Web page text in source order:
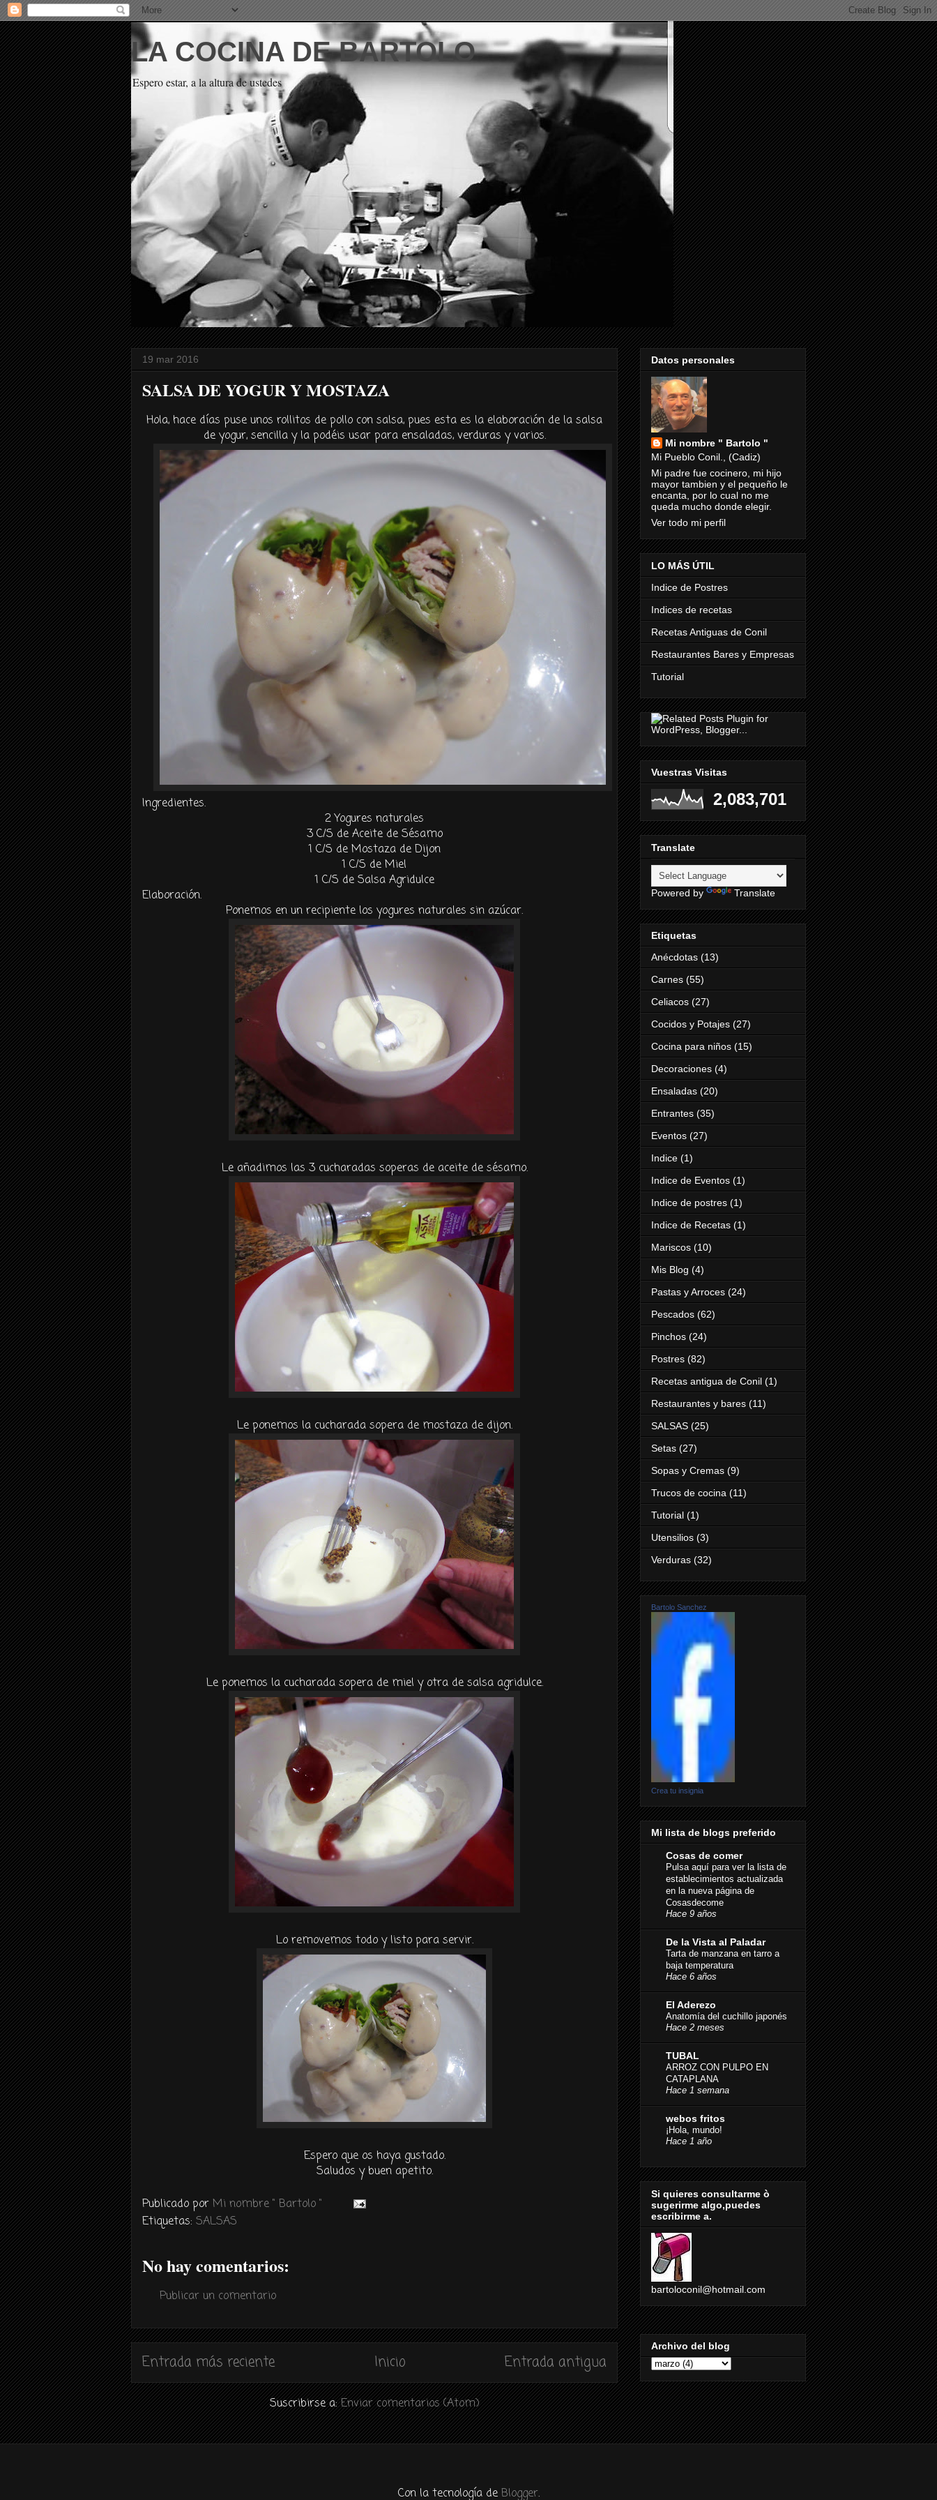
LA COCINA DE BARTOLO
Espero estar, a la altura de ustedes
19 mar 2016
SALSA DE YOGUR Y MOSTAZA
Hola, hace días puse unos rollitos de pollo con salsa, pues esta es la elaboración de la salsa
de yogur, sencilla y la podéis usar para ensaladas, verduras y varios.
Ingredientes.
2 Yogures naturales
3 C/S de Aceite de Sésamo
1 C/S de Mostaza de Dijon
1 C/S de Miel
1 C/S de Salsa Agridulce
Elaboración.
Ponemos en un recipiente los yogures naturales sin azúcar.
Le añadimos las 3 cucharadas soperas de aceite de sésamo.
Le ponemos la cucharada sopera de mostaza de dijon.
Le ponemos la cucharada sopera de miel y otra de salsa agridulce.
Lo removemos todo y listo para servir.
Espero que os haya gustado.
Saludos y buen apetito.
Publicado por Mi nombre " Bartolo "
Etiquetas: SALSAS
No hay comentarios:
Publicar un comentario
Entrada más reciente Entrada antigua
Inicio
Suscribirse a:Enviar comentarios (Atom)
Datos personales
Mi nombre " Bartolo "
Mi Pueblo Conil., (Cadiz)
Mi padre fue cocinero, mi hijo
mayor tambien y el pequeño le
encanta, por lo cual no me
queda mucho donde elegir.
Ver todo mi perfil
LO MÁS ÚTIL
Indice de Postres
Indices de recetas
Recetas Antiguas de Conil
Restaurantes Bares y Empresas
Tutorial
Vuestras Visitas
2,083,701
Translate
Powered by Translate
Etiquetas
Anécdotas (13)
Carnes (55)
Celiacos (27)
Cocidos y Potajes (27)
Cocina para niños (15)
Decoraciones (4)
Ensaladas (20)
Entrantes (35)
Eventos (27)
Indice (1)
Indice de Eventos (1)
Indice de postres (1)
Indice de Recetas (1)
Mariscos (10)
Mis Blog (4)
Pastas y Arroces (24)
Pescados (62)
Pinchos (24)
Postres (82)
Recetas antigua de Conil (1)
Restaurantes y bares (11)
SALSAS (25)
Setas (27)
Sopas y Cremas (9)
Trucos de cocina (11)
Tutorial (1)
Utensilios (3)
Verduras (32)
Bartolo Sanchez
Crea tu insignia
Mi lista de blogs preferido
Cosas de comer
Pulsa aquí para ver la lista de
establecimientos actualizada
en la nueva página de
Cosasdecome
Hace 9 años
De la Vista al Paladar
Tarta de manzana en tarro a
baja temperatura
Hace 6 años
El Aderezo
Anatomía del cuchillo japonés
Hace 2 meses
TUBAL
ARROZ CON PULPO EN
CATAPLANA
Hace 1 semana
webos fritos
¡Hola, mundo!
Hace 1 año
Si quieres consultarme ò
sugerirme algo,puedes
escribirme a.
bartoloconil@hotmail.com
Archivo del blog
Con la tecnología de Blogger.